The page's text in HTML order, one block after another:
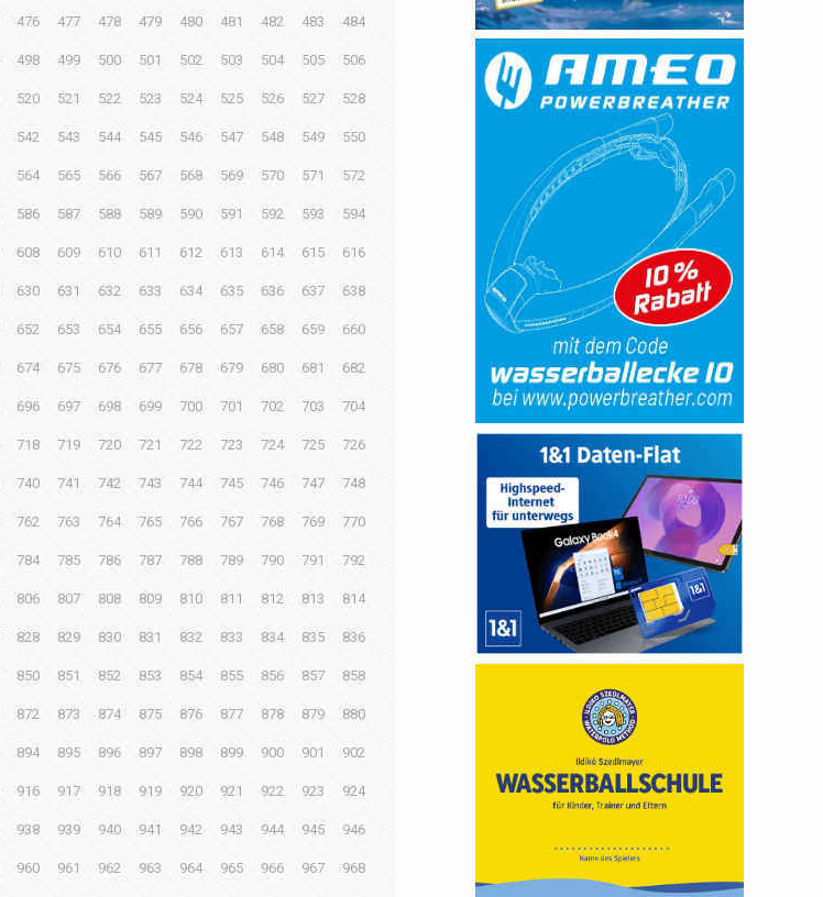
476 477 478 479 480 481 482 483 484
498 499 500 501 502 503 504 505 506
520 521 522 523 524 525 526 527 528
542 543 544 545 546 547 548 549 550
564 565 566 567 568 569 570 571 572
586 587 588 589 590 591 592 593 594
608 609 610 611 612 613 614 615 616
630 631 632 633 634 635 636 637 638
652 653 654 655 656 657 658 659 660
674 675 676 677 678 679 680 681 682
696 697 698 699 700 701 702 703 704
718 719 720 721 722 723 724 725 726
740 741 742 743 744 745 746 747 748
762 763 764 765 766 767 768 769 770
784 785 786 787 788 789 790 791 792
806 807 808 809 810 811 812 813 814
828 829 830 831 832 833 834 835 836
850 851 852 853 854 855 856 857 858
872 873 874 875 876 877 878 879 880
894 895 896 897 898 899 900 901 902
916 917 918 919 920 921 922 923 924
938 939 940 941 942 943 944 945 946
960 961 962 963 964 965 966 967 968